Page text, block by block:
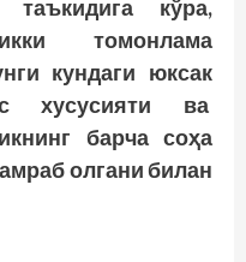
таъкидига кўра,
томонлама
кундаги юксак
хусусияти ва
барча соҳа
олгани билан